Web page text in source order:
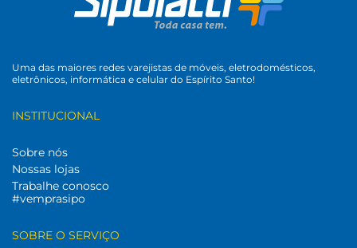
Uma das maiores redes varejistas de móveis, eletrodomésticos,
eletrônicos, informática e celular do Espírito Santo!
INSTITUCIONAL
Sobre nós
Nossas lojas
Trabalhe conosco
#vemprasipo
SOBRE O SERVIÇO